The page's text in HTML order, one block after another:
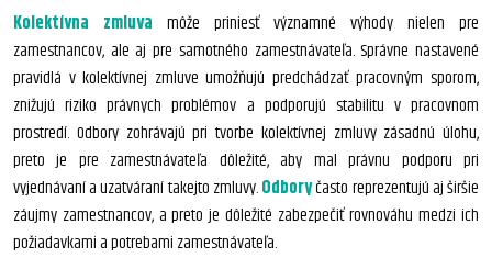
Kolektívna zmluva môže priniesť významné výhody nielen pre
zamestnancov, ale aj pre samotného zamestnávateľa. Správne nastavené
pravidlá v kolektívnej zmluve umožňujú predchádzať pracovným sporom,
znižujú riziko právnych problémov a podporujú stabilitu v pracovnom
prostredí. Odbory zohrávajú pri tvorbe kolektívnej zmluvy zásadnú úlohu,
preto je pre zamestnávateľa dôležité, aby mal právnu podporu pri
vyjednávaní a uzatváraní takejto zmluvy.Odboryčasto reprezentujú aj širšie
záujmy zamestnancov, a preto je dôležité zabezpečiť rovnováhu medzi ich
požiadavkami a potrebami zamestnávateľa.